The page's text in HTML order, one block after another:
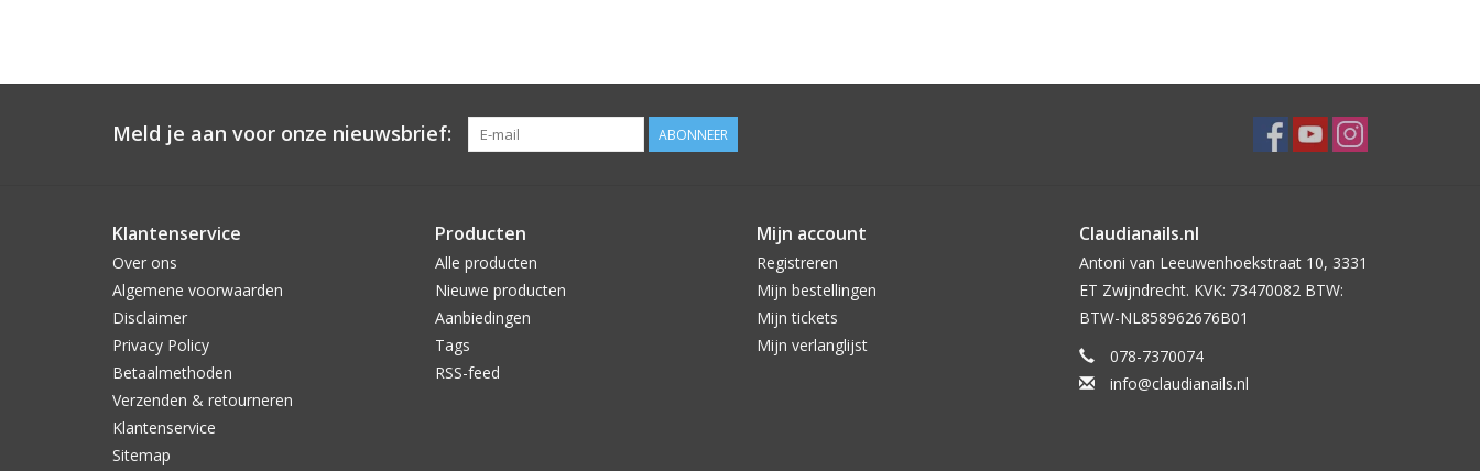
Meld je aan voor onze nieuwsbrief: ABONNEER
Klantenservice
Over ons
Algemene voorwaarden
Disclaimer
Privacy Policy
Betaalmethoden
Verzenden & retourneren
Klantenservice
Sitemap
Producten
Alle producten
Nieuwe producten
Aanbiedingen
Tags
RSS-feed
Mijn account
Registreren
Mijn bestellingen
Mijn tickets
Mijn verlanglijst
Claudianails.nl
Antoni van Leeuwenhoekstraat 10, 3331
ET Zwijndrecht. KVK: 73470082 BTW:
BTW-NL858962676B01
078-7370074
info@claudianails.nl